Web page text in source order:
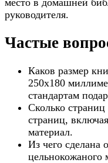
руководителя.
Частые
Каков размер
250х180
стандартам
Сколько
страниц,
материал.
Из чего сделана
цельнокожаного